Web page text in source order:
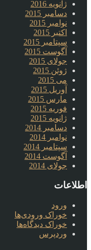
ژانویه 2016
دسامبر 2015
نوامبر 2015
اکتبر 2015
سپتامبر 2015
آگوست 2015
جولای 2015
ژوئن 2015
می 2015
آوریل 2015
مارس 2015
فوریه 2015
ژانویه 2015
دسامبر 2014
نوامبر 2014
سپتامبر 2014
آگوست 2014
جولای 2014
اطلاعات
ورود
خوراک ورودی‌ها
خوراک دیدگاه‌ها
وردپرس